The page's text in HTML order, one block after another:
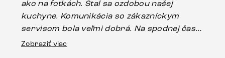
ako na fotkách. Stal sa ozdobou našej
kuchyne. Komunikácia so zákazníckym
servisom bola veľmi dobrá. Na spodnej časti
stola bolo malé poškodenie, pravdepodobne
Zobraziť viac